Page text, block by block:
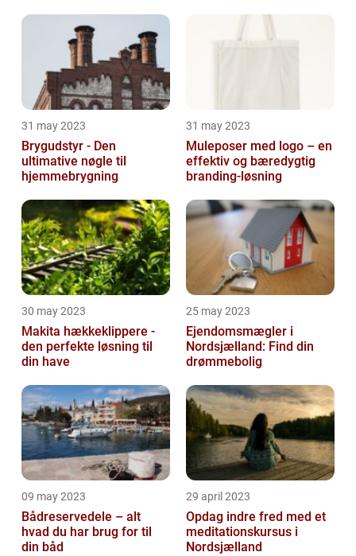
31 may 2023
Brygudstyr - Den
ultimative nøgle til
hjemmebrygning
31 may 2023
Muleposer med logo – en
effektiv og bæredygtig
branding-løsning
30 may 2023
Makita hækkeklippere -
den perfekte løsning til
din have
25 may 2023
Ejendomsmægler i
Nordsjælland: Find din
drømmebolig
09 may 2023
Bådreservedele – alt
hvad du har brug for til
din båd
29 april 2023
Opdag indre fred med et
meditationskursus i
Nordsjælland